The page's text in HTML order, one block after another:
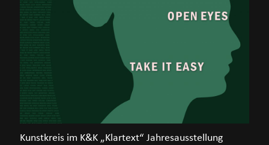
Kunstkreis im K&K „Klartext“ Jahresausstellung